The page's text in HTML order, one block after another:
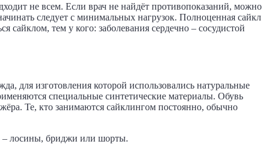
не всем. Если врач не найдёт противопоказаний, можно
следует с минимальных нагрузок. Полноценная сайкл
сайклом, тем у кого: заболевания сердечно – сосудистой
для изготовления которой использовались натуральные
специальные синтетические материалы. Обувь
Те, кто занимаются сайклингом постоянно, обычно
– лосины, бриджи или шорты.